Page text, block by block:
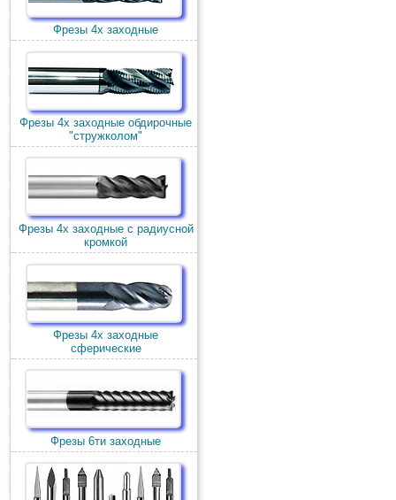
Фрезы 4х заходные
Фрезы 4х заходные обдирочные
"стружколом"
Фрезы 4х заходные с радиусной
кромкой
Фрезы 4х заходные
сферические
Фрезы 6ти заходные